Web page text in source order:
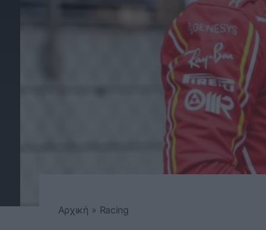
Αρχική » Racing